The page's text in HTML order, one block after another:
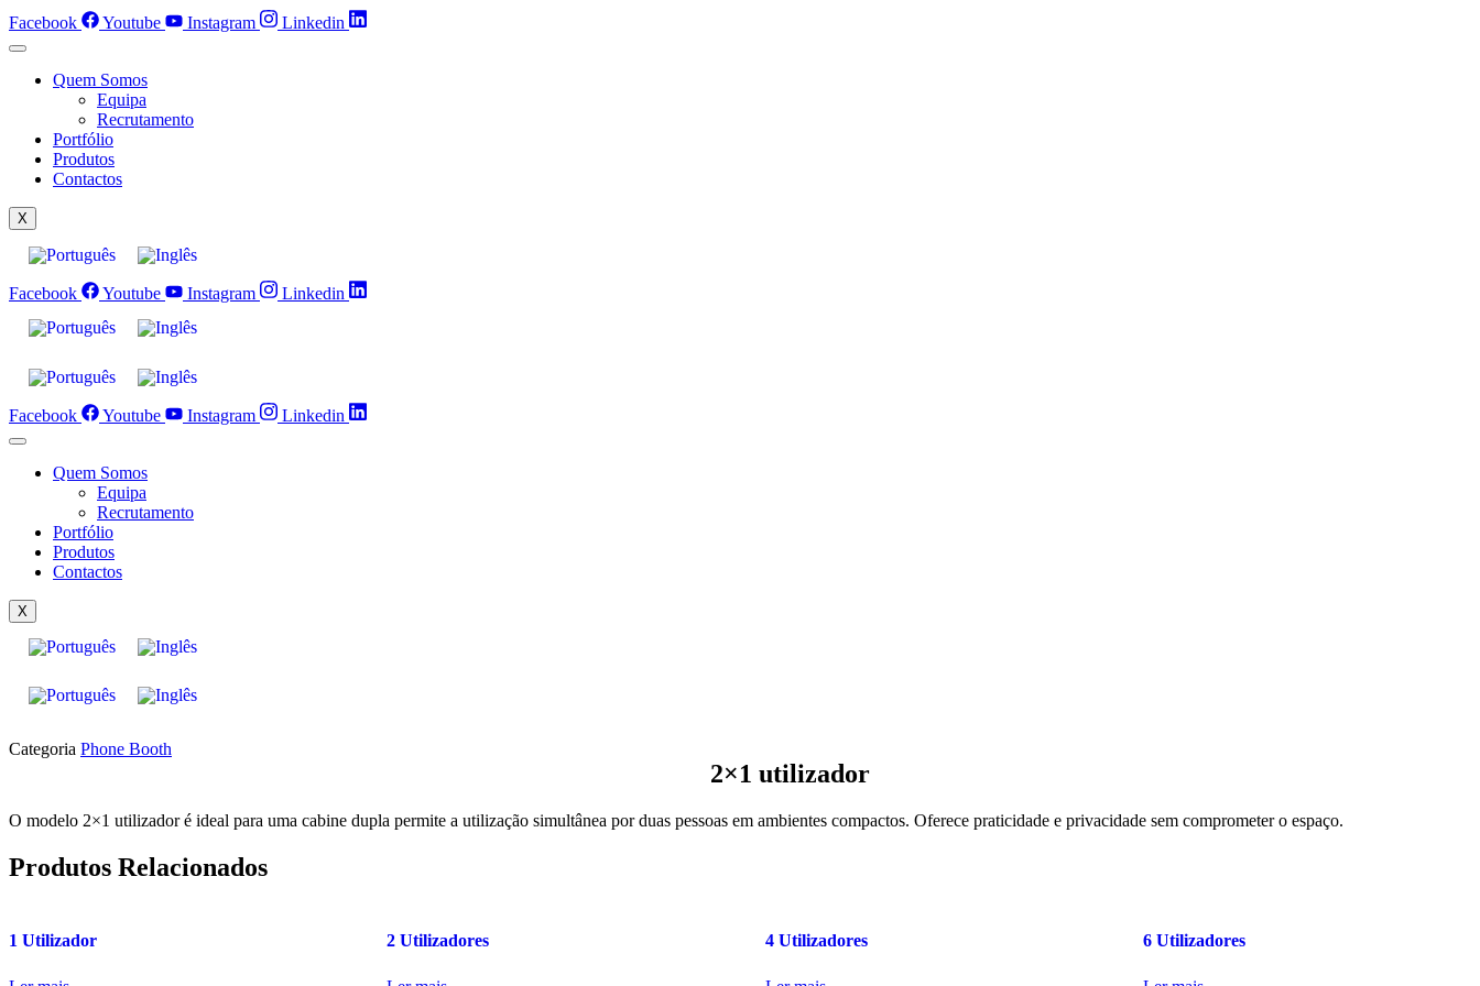
Pular
para
o
conteúdo
Facebook Youtube Instagram Linkedin
Quem Somos
Equipa
Recrutamento
Portfólio
Produtos
Contactos
X
Facebook Youtube Instagram Linkedin
Facebook Youtube Instagram Linkedin
Quem Somos
Equipa
Recrutamento
Portfólio
Produtos
Contactos
X
Categoria Phone Booth
2×1 utilizador
O modelo 2×1 utilizador é ideal para uma cabine dupla permite a utilização simultânea por duas pessoas em ambientes compactos. Oferece praticidade e privacidade sem comprometer o espaço.
Produtos Relacionados
1 Utilizador 2 Utilizadores 4 Utilizadores 6 Utilizadores